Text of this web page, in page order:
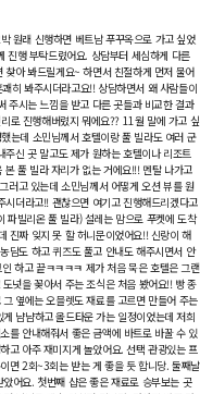
박원래 신행하면 베트남 푸꾸옥으로 가고 싶었
진행 부탁드렸어요. 상담부터 세심하게 다른
아 봐드릴게요~ 하면서 친절하게 먼저 물어
히 봐주시더라고요!! 상담하면서 왜 사람들이
주시는 느낌을 받고 다른 곳들과 비교한 결과
로 진행해버렸지 뭐에요?? 11월 말에 가고 싶
는데 소민님께서 호텔이랑 풀 빌라도 여러 군
신 곳 말고도 제가 원하는 호텔이나 리조트
풀 빌라 자리가 없는 거에요!!! 멘탈 나가고
러고 있는데 소민님께서 어떻게 오션 뷰를 원
더라고!! 괜찮으면 여기고 진행해드리겠다고
파빌리온 풀 빌라) 설레는 맘으로 푸켓에 도착
진짜 잊지 못 할 허니문이었어요!! 신랑이 해
담도 하고 퀴즈도 풀고 안내도 해주시면서 안
하고 끝ㅋㅋㅋㅋ 제가 처음 묵은 호텔은 그랜
넛을 꽂아서 주는 조식은 처음 봤어요!! 빵 종
옆에는 오믈렛도 재료를 고르면 만들어 주는
냠냠하고 올드타운 가는 일정이었는데 저희
를 안내해줘서 좋은 금액에 바트로 바꿀 수 있
고 아주 재미지게 놀았어요. 선택 관광있는 프
면 2회~3회는 받는 게 좋을 듯 합니당. 둘째날
어요. 첫번째 샵은 좋은 재료로 승부보는 곳